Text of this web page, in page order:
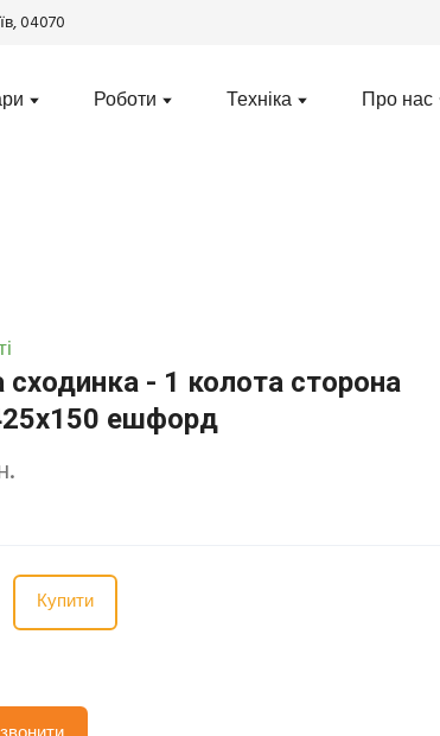
04070
Роботи Техніка Про нас
сходинка - 1 колота сторона
ешфорд
Купити